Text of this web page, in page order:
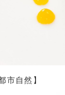
市自然】